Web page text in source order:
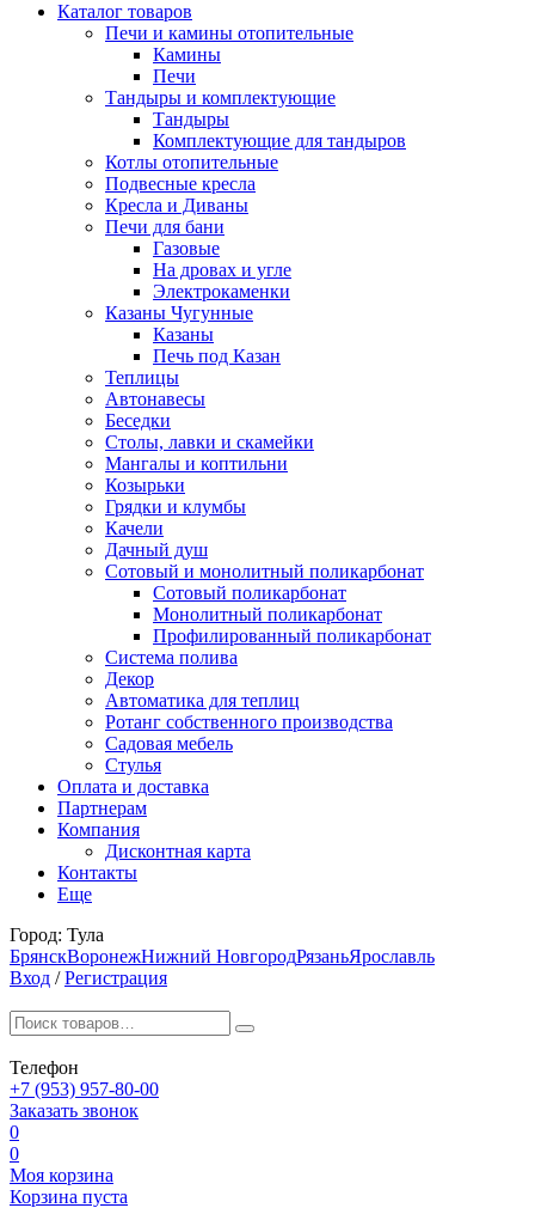
Каталог товаров
Печи и камины отопительные
Камины
Печи
Тандыры и комплектующие
Тандыры
Комплектующие для тандыров
Котлы отопительные
Подвесные кресла
Кресла и Диваны
Печи для бани
Газовые
На дровах и угле
Электрокаменки
Казаны Чугунные
Казаны
Печь под Казан
Теплицы
Автонавесы
Беседки
Столы, лавки и скамейки
Мангалы и коптильни
Козырьки
Грядки и клумбы
Качели
Дачный душ
Сотовый и монолитный поликарбонат
Сотовый поликарбонат
Монолитный поликарбонат
Профилированный поликарбонат
Система полива
Декор
Автоматика для теплиц
Ротанг собственного производства
Садовая мебель
Стулья
Оплата и доставка
Партнерам
Компания
Дисконтная карта
Контакты
Еще
Город: Тула
БрянскВоронежНижний НовгородРязаньЯрославль
Вход / Регистрация
Телефон
+7 (953) 957-80-00
Заказать звонок
0
0
Моя корзина
Корзина пуста